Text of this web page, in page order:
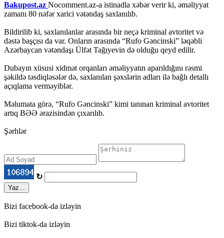
Bakupost.az Nocomment.az-a istinadla xəbər verir ki, əməliyyat
zamanı 80 nəfər xarici vətəndaş saxlanılıb.
Bildirilib ki, saxlanılanlar arasında bir neçə kriminal avtoritet və
dəstə başçısı da var. Onların arasında “Rufo Gəncinski” ləqəbli
Azərbaycan vətəndaşı Ülfət Tağıyevin də olduğu qeyd edilir.
Dubayın xüsusi xidmət orqanları əməliyyatın aparıldığını rəsmi
şəkildə təsdiqləsələr də, saxlanılan şəxslərin adları ilə bağlı detallı
açıqlama verməyiblər.
Məlumata görə, “Rufo Gəncinski” kimi tanınan kriminal avtoritet
artıq BƏƏ ərazisindən çıxarılıb.
Şərhlər
↻
Yaz...
Bizi facebook-da izləyin
Bizi tiktok-da izləyin